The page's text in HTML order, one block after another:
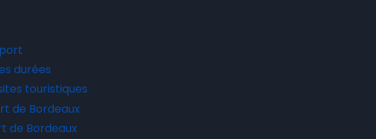
durées
touristiques
de Bordeaux
de Bordeaux